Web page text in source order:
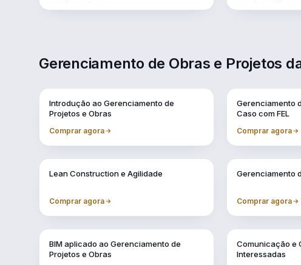
Gerenciamento de Obras e Projetos
Introdução ao Gerenciamento de
Projetos e Obras
Comprar agora
Gerenciamento
Caso com FEL
Comprar agora
Lean Construction e Agilidade
Comprar agora
Gerenciamento
Comprar agora
BIM aplicado ao Gerenciamento de
Projetos e Obras
Comunicação e
Interessadas